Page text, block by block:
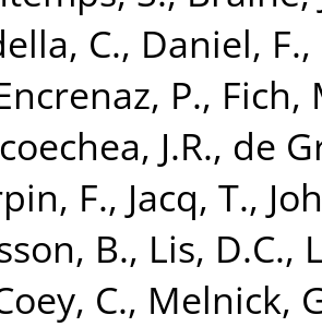
C., Daniel, F.,
P., Fich,
J.R., de
F., Jacq, T.,
B., Lis, D.C.,
C., Melnick,